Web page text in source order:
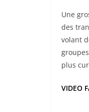
Une
des
volant
plus
VIDEO